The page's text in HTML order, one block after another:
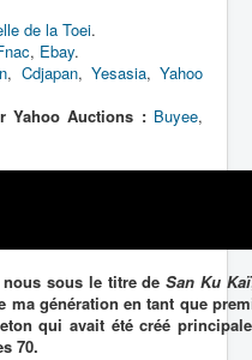
de la Toei.
, Ebay.
, Cdjapan, Yesasia, Yahoo
Yahoo Auctions : Buyee,
sous le titre deSan Ku Kaï
ma génération en tant que
qui avait été créé
70.